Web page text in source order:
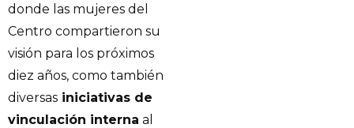
donde las mujeres del
Centro compartieron su
visión para los próximos
diez años, como también
diversas iniciativas de
vinculación interna al